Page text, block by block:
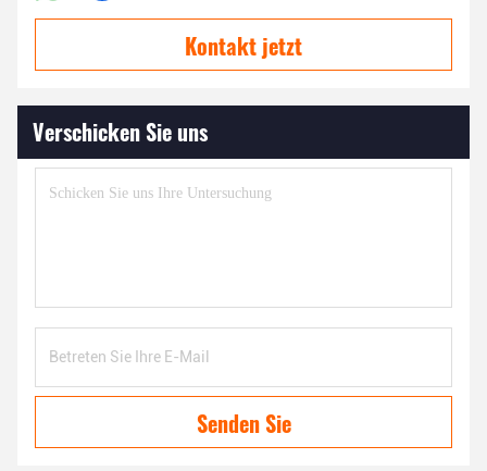
Kontakt jetzt
Verschicken Sie uns
Senden Sie